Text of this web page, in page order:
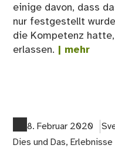
einige davon, dass
nur festgestellt
die Kompetenz
erlassen. | mehr
8. Februar 2020
Dies und Das, Erlebnisse